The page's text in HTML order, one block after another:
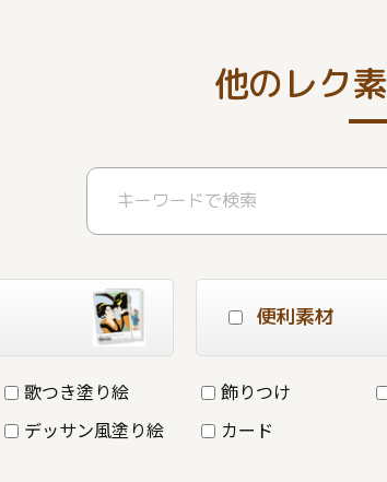
他のレク
歌つき塗り絵
デッサン風塗り絵
便利素材
飾りつけ
カード